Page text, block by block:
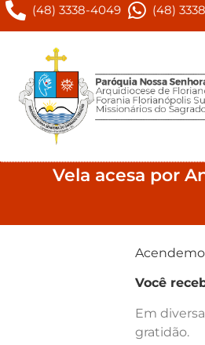
(48) 3338-4049 (48)
Vela acesa por
Você
Em
gratidão.